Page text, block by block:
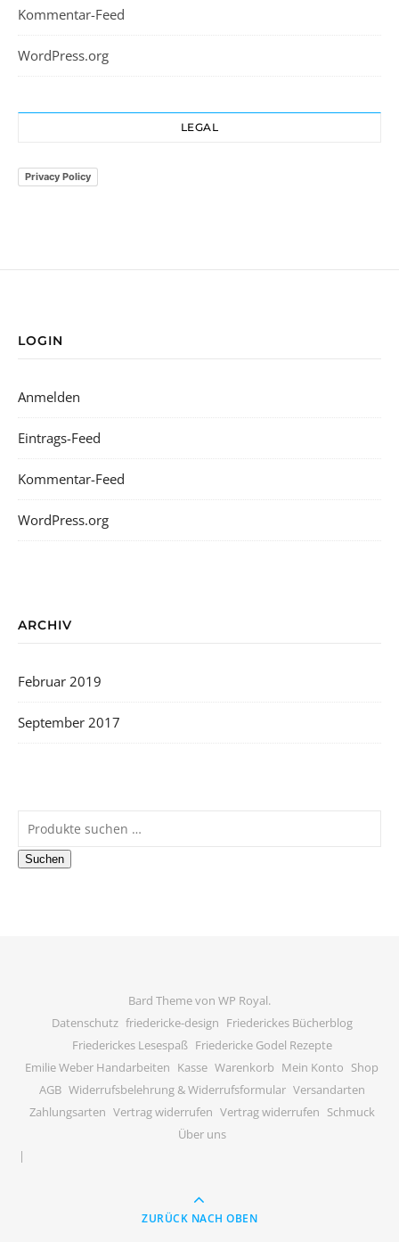
Kommentar-Feed
WordPress.org
LEGAL
Privacy Policy
LOGIN
Anmelden
Eintrags-Feed
Kommentar-Feed
WordPress.org
ARCHIV
Februar 2019
September 2017
Suchen nach:
Suchen
Bard Theme von WP Royal.
Datenschutz friedericke-design Friederickes Bücherblog
Friederickes Lesespaß Friedericke Godel Rezepte
Emilie Weber Handarbeiten Kasse Warenkorb Mein Konto Shop
AGB Widerrufsbelehrung & Widerrufsformular Versandarten
Zahlungsarten Vertrag widerrufen Vertrag widerrufen Schmuck
Über uns
ZURÜCK NACH OBEN